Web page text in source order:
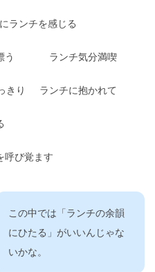
ランチを感じる
う ランチ気分満喫
きり ランチに抱かれて
呼び覚ます
この中では「ランチの余韻
にひたる」がいいんじゃな
いかな。